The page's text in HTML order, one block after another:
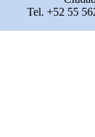
Tel. +52 55